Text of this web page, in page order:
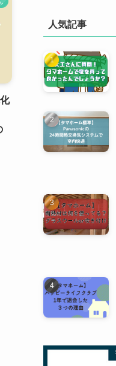
人気記事